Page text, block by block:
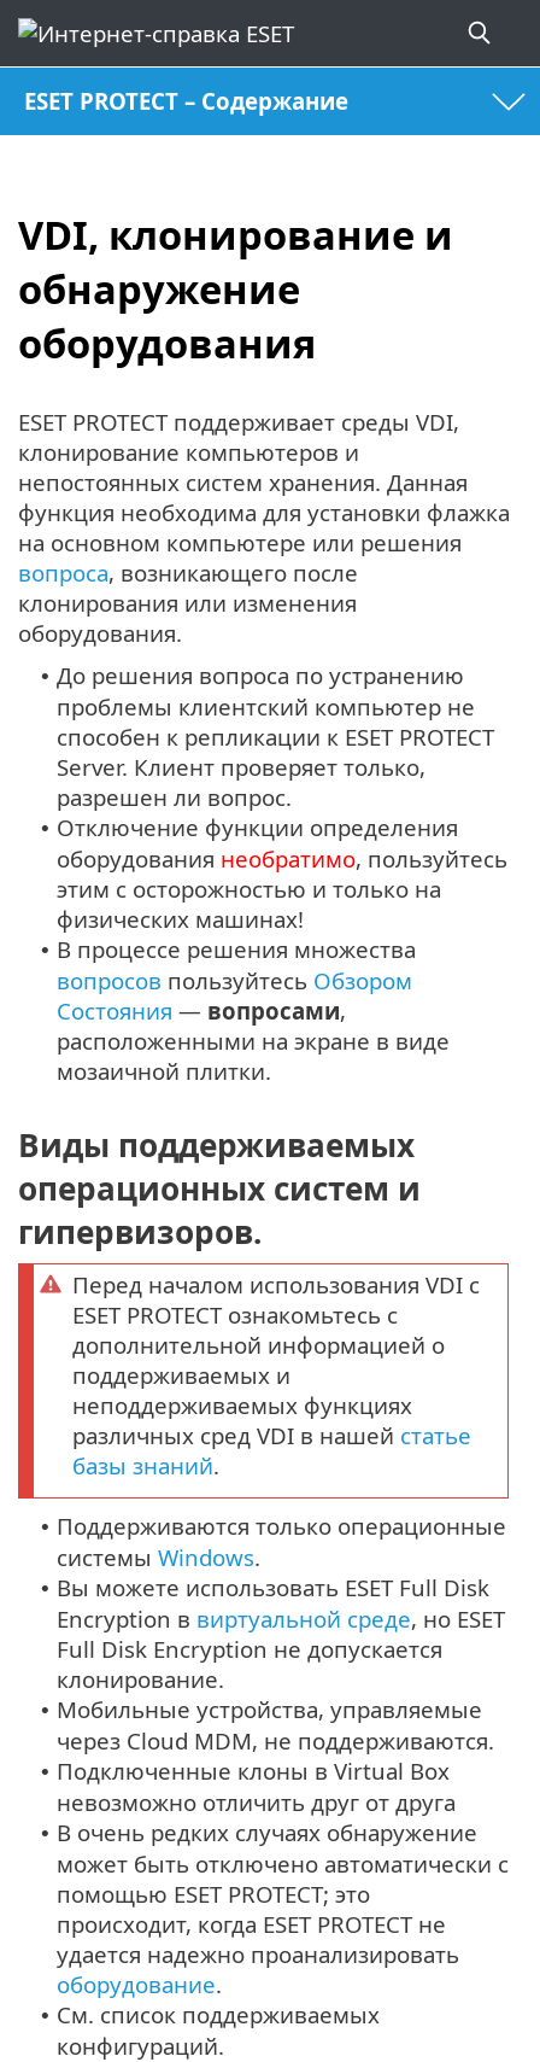
ESET PROTECT – Содержание
VDI, клонирование и
обнаружение
оборудования
ESET PROTECT поддерживает среды VDI,
клонирование компьютеров и
непостоянных систем хранения. Данная
функция необходима для установки флажка
на основном компьютере или решения
вопроса, возникающего после
клонирования или изменения
оборудования.
• До решения вопроса по устранению
проблемы клиентский компьютер не
способен к репликации к ESET PROTECT
Server. Клиент проверяет только,
разрешен ли вопрос.
• Отключение функции определения
оборудования необратимо, пользуйтесь
этим с осторожностью и только на
физических машинах!
• В процессе решения множества
вопросов пользуйтесь Обзором
Состояния — вопросами,
расположенными на экране в виде
мозаичной плитки.
Виды поддерживаемых
операционных систем и
гипервизоров.
Перед началом использования VDI с
ESET PROTECT ознакомьтесь с
дополнительной информацией о
поддерживаемых и
неподдерживаемых функциях
различных сред VDI в нашей статье
базы знаний.
• Поддерживаются только операционные
системы Windows.
• Вы можете использовать ESET Full Disk
Encryption в виртуальной среде, но ESET
Full Disk Encryption не допускается
клонирование.
• Мобильные устройства, управляемые
через Cloud MDM, не поддерживаются.
• Подключенные клоны в Virtual Box
невозможно отличить друг от друга
• В очень редких случаях обнаружение
может быть отключено автоматически с
помощью ESET PROTECT; это
происходит, когда ESET PROTECT не
удается надежно проанализировать
оборудование.
• См. список поддерживаемых
конфигураций.